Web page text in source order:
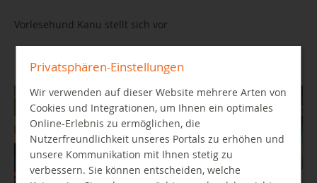
Vorlesehund Kanu stellt sich vor
11.08.2026 15:00 Uhr
Privatsphären-Einstellungen
Wir verwenden auf dieser Website mehrere Arten von
Cookies und Integrationen, um Ihnen ein optimales
Online-Erlebnis zu ermöglichen, die
Nutzerfreundlichkeit unseres Portals zu erhöhen und
unsere Kommunikation mit Ihnen stetig zu
verbessern. Sie können entscheiden, welche